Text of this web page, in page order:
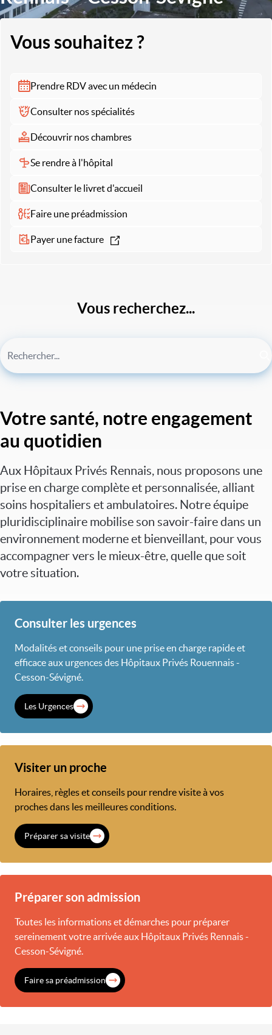
Vous souhaitez ?
Prendre RDV avec un médecin
Consulter nos spécialités
Découvrir nos chambres
Se rendre à l'hôpital
Consulter le livret d'accueil
Faire une préadmission
Payer une facture
Vous recherchez...
Votre santé, notre engagement
au quotidien
Aux Hôpitaux Privés Rennais, nous proposons une
prise en charge complète et personnalisée, alliant
soins hospitaliers et ambulatoires. Notre équipe
pluridisciplinaire mobilise son savoir-faire dans un
environnement moderne et bienveillant, pour vous
accompagner vers le mieux-être, quelle que soit
votre situation.
Consulter les urgences
Modalités et conseils pour une prise en charge rapide et
efficace aux urgences des Hôpitaux Privés Rouennais -
Cesson-Sévigné.
Les Urgences
Visiter un proche
Horaires, règles et conseils pour rendre visite à vos
proches dans les meilleures conditions.
Préparer sa visite
Préparer son admission
Toutes les informations et démarches pour préparer
sereinement votre arrivée aux Hôpitaux Privés Rennais -
Cesson-Sévigné.
Faire sa préadmission